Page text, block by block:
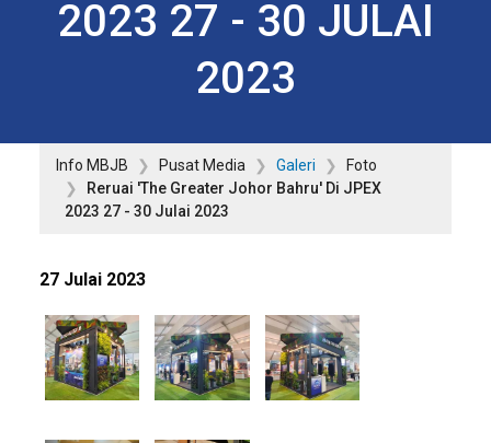
2023 27 - 30 JULAI
2023
Info MBJB Pusat Media Galeri
Foto
Reruai 'The Greater Johor Bahru' Di JPEX
2023 27 - 30 Julai 2023
27 Julai 2023